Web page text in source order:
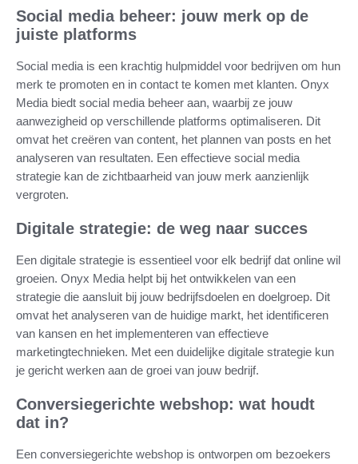
Social media beheer: jouw merk op de
juiste platforms
Social media is een krachtig hulpmiddel voor bedrijven om hun
merk te promoten en in contact te komen met klanten. Onyx
Media biedt social media beheer aan, waarbij ze jouw
aanwezigheid op verschillende platforms optimaliseren. Dit
omvat het creëren van content, het plannen van posts en het
analyseren van resultaten. Een effectieve social media
strategie kan de zichtbaarheid van jouw merk aanzienlijk
vergroten.
Digitale strategie: de weg naar succes
Een digitale strategie is essentieel voor elk bedrijf dat online wil
groeien. Onyx Media helpt bij het ontwikkelen van een
strategie die aansluit bij jouw bedrijfsdoelen en doelgroep. Dit
omvat het analyseren van de huidige markt, het identificeren
van kansen en het implementeren van effectieve
marketingtechnieken. Met een duidelijke digitale strategie kun
je gericht werken aan de groei van jouw bedrijf.
Conversiegerichte webshop: wat houdt
dat in?
Een conversiegerichte webshop is ontworpen om bezoekers